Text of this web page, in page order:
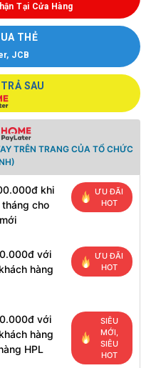
Tại Cửa Hàng
THẺ
JCB
SAU
TRÊN TRANG CỦA TỔ CHỨC
khi
cho
ƯU ĐÃI
HOT
với
hàng
ƯU ĐÃI
HOT
với
hàng
HPL
SIÊU
MỚI,
SIÊU
HOT